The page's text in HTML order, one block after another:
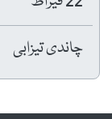
چاندی تیزابی